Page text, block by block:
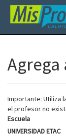
Importante: Utiliza
el profesor no
Escuela
UNIVERSIDAD ETAC